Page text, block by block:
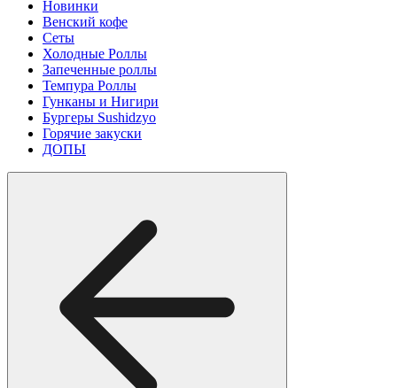
Новинки
Венский кофе
Сеты
Холодные Роллы
Запеченные роллы
Темпура Роллы
Гунканы и Нигири
Бургеры Sushidzyo
Горячие закуски
ДОПЫ